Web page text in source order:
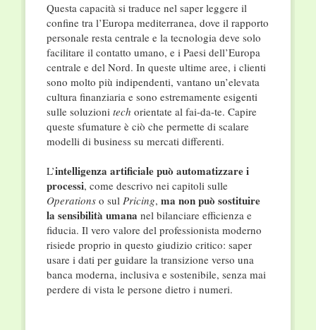
Questa capacità si traduce nel saper leggere il
confine tra l’Europa mediterranea, dove il rapporto
personale resta centrale e la tecnologia deve solo
facilitare il contatto umano, e i Paesi dell’Europa
centrale e del Nord. In queste ultime aree, i clienti
sono molto più indipendenti, vantano un’elevata
cultura finanziaria e sono estremamente esigenti
sulle soluzioni tech orientate al fai-da-te. Capire
queste sfumature è ciò che permette di scalare
modelli di business su mercati differenti.
L’intelligenza artificiale può automatizzare i
processi, come descrivo nei capitoli sulle
Operationso sul Pricing, ma non può sostituire
la sensibilità umana nel bilanciare efficienza e
fiducia. Il vero valore del professionista moderno
risiede proprio in questo giudizio critico: saper
usare i dati per guidare la transizione verso una
banca moderna, inclusiva e sostenibile, senza mai
perdere di vista le persone dietro i numeri.